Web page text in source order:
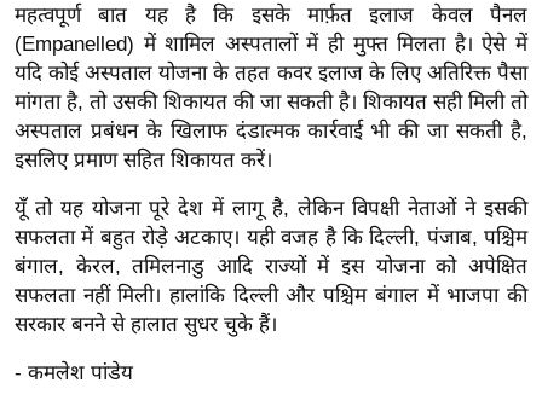
ज
न
ज
ग
त
ली
वु
ड
हॉ
वु
महत्वपूर्ण बात यह है कि इसके मार्फ़त इलाज केवल पैनल
(Empanelled) में शामिल अस्पतालों में ही मुफ्त मिलता है। ऐसे में
यदि कोई अस्पताल योजना के तहत कवर इलाज के लिए अतिरिक्त पैसा
मांगता है, तो उसकी शिकायत की जा सकती है। शिकायत सही मिली तो
अस्पताल प्रबंधन के खिलाफ दंडात्मक कार्रवाई भी की जा सकती है,
इसलिए प्रमाण सहित शिकायत करें।
यूँ तो यह योजना पूरे देश में लागू है, लेकिन विपक्षी नेताओं ने इसकी
सफलता में बहुत रोड़े अटकाए। यही वजह है कि दिल्ली, पंजाब, पश्चिम
बंगाल, केरल, तमिलनाडु आदि राज्यों में इस योजना को अपेक्षित
सफलता नहीं मिली। हालांकि दिल्ली और पश्चिम बंगाल में भाजपा की
सरकार बनने से हालात सुधर चुके हैं।
- कमलेश पांडेय